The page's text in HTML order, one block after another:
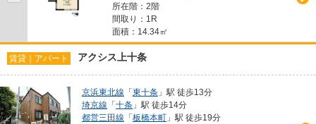
所在階：2階
間取り：1R
面積：14.34㎡
賃貸｜アパート アクシス上十条
京浜東北線 「東十条 」駅 徒歩13分
埼京線 「十条 」駅 徒歩14分
都営三田線 「板橋本町 」駅 徒歩19分